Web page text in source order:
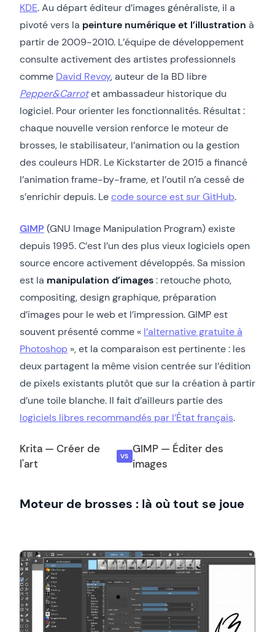
KDE. Au départ éditeur d’images généraliste, il a
pivoté vers la peinture numérique et l’illustration à
partir de 2009-2010. L’équipe de développement
consulte activement des artistes professionnels
comme David Revoy, auteur de la BD libre
Pepper&Carrotet ambassadeur historique du
logiciel. Pour orienter les fonctionnalités. Résultat :
chaque nouvelle version renforce le moteur de
brosses, le stabilisateur, l’animation ou la gestion
des couleurs HDR. Le Kickstarter de 2015 a financé
l’animation frame-by-frame, et l’outil n’a cessé de
s’enrichir depuis. Lecode source est sur GitHub.
GIMP (GNU Image Manipulation Program) existe
depuis 1995. C’est l’un des plus vieux logiciels open
source encore activement développés. Sa mission
est la manipulation d’images: retouche photo,
compositing, design graphique, préparation
d’images pour le web et l’impression. GIMP est
souvent présenté comme « l’alternative gratuite à
Photoshop », et la comparaison est pertinente : les
deux partagent la même vision centrée sur l’édition
de pixels existants plutôt que sur la création à partir
d’une toile blanche. Il fait d’ailleurs partie des
logiciels libres recommandés par l’État français.
Krita — Créer de
l'art
VS
GIMP — Éditer des
images
Moteur de brosses : là où tout se joue